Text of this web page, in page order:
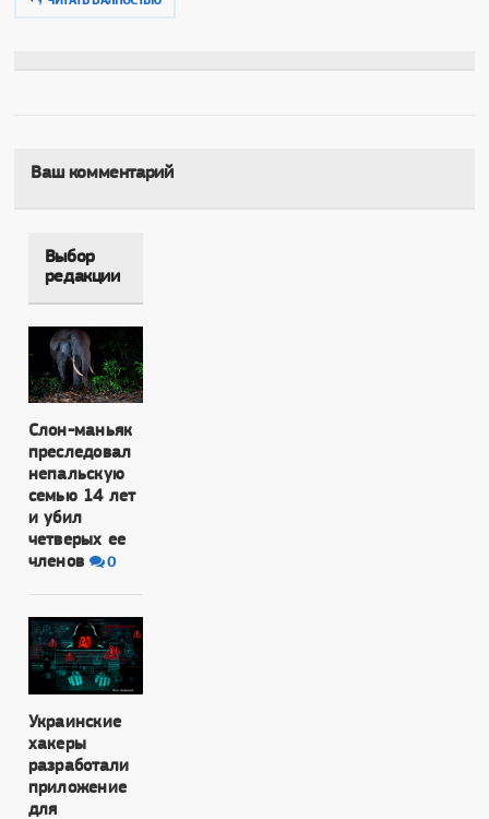
Ваш комментарий
Выбор
редакции
Слон-маньяк
преследовал
непальскую
семью 14 лет
и убил
четверых ее
членов
0
Украинские
хакеры
разработали
приложение
для